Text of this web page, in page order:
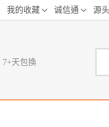
7+天包換